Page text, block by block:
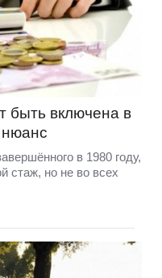
быть включена в
нюанс
в 1980 году,
стаж, но не во всех